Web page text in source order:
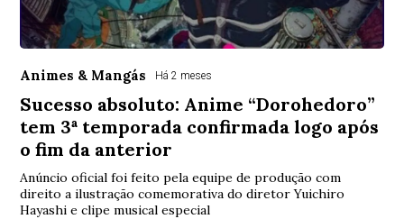
Animes & Mangás Há 2 meses
Sucesso absoluto: Anime “Dorohedoro”
tem 3ª temporada confirmada logo após
o fim da anterior
Anúncio oficial foi feito pela equipe de produção com
direito a ilustração comemorativa do diretor Yuichiro
Hayashi e clipe musical especial